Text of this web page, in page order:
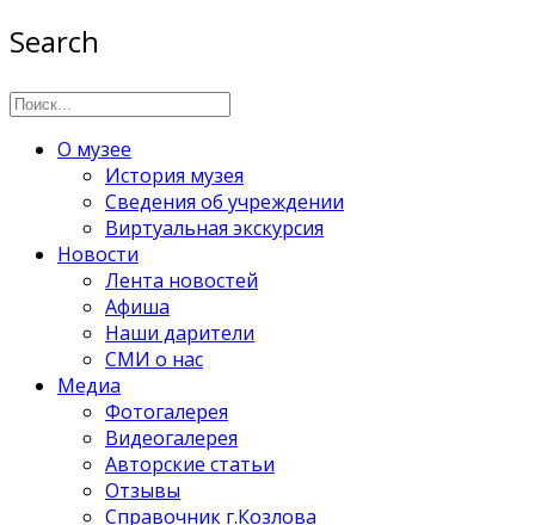
Search
О музее
История музея
Сведения об учреждении
Виртуальная экскурсия
Новости
Лента новостей
Афиша
Наши дарители
СМИ о нас
Медиа
Фотогалерея
Видеогалерея
Авторские статьи
Отзывы
Справочник г.Козлова